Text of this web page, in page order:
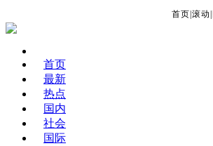
首页 滚动
首页
最新
热点
国内
社会
国际